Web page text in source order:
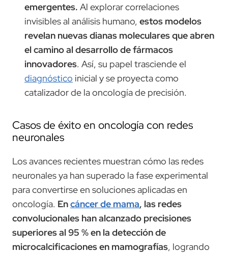
emergentes. Al explorar correlaciones
invisibles al análisis humano, estos modelos
revelan nuevas dianas moleculares que abren
el camino al desarrollo de fármacos
innovadores. Así, su papel trasciende el
diagnóstico inicial y se proyecta como
catalizador de la oncología de precisión.
Casos de éxito en oncología con redes
neuronales
Los avances recientes muestran cómo las redes
neuronales ya han superado la fase experimental
para convertirse en soluciones aplicadas en
oncología. Encáncer de mama, las redes
convolucionales han alcanzado precisiones
superiores al 95 % en la detección de
microcalcificaciones en mamografías, logrando